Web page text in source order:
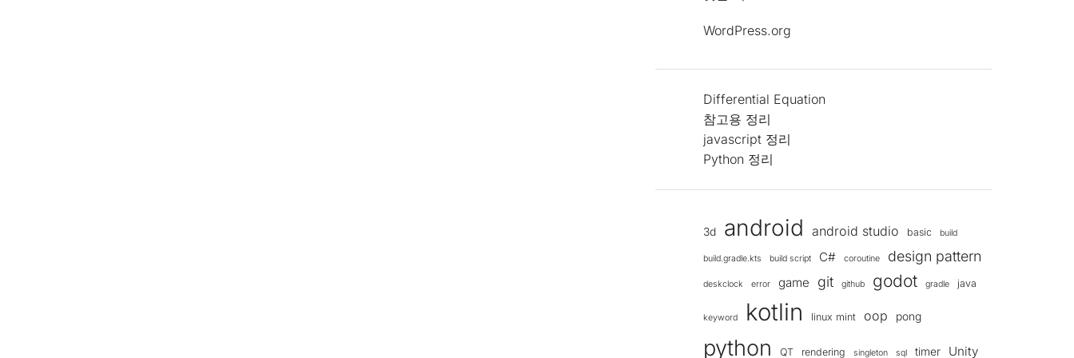
WordPress.org
Differential Equation
참고용 정리
javascript 정리
Python 정리
3d android android studio basic build
build.gradle.kts build script C# coroutine design pattern
deskclock error game git github godot gradle java
keyword kotlin linux mint oop pong
python QT rendering singleton sql timer Unity